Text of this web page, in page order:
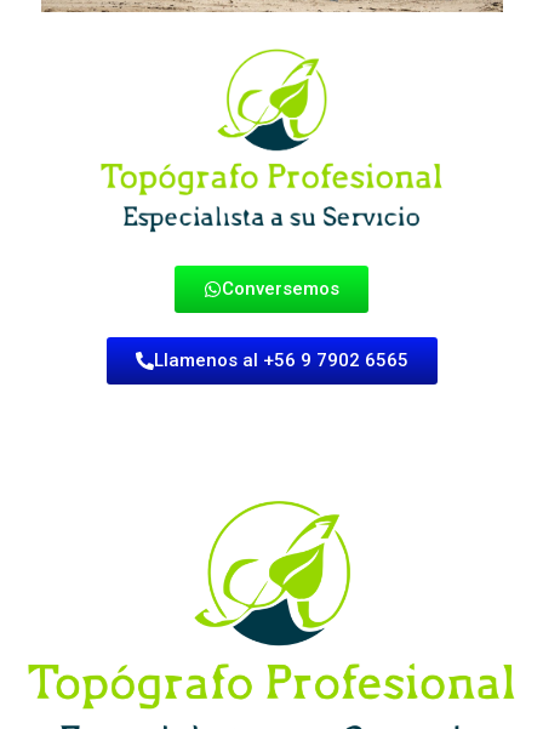
Conversemos
Llamenos al +56 9 7902 6565